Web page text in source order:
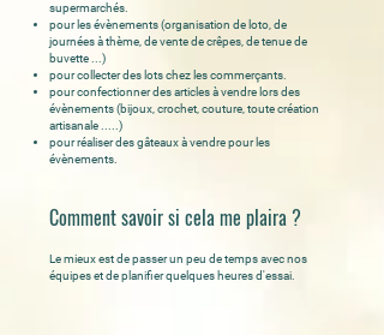
supermarchés.
pour les évènements (organisation de loto, de
journées à thème, de vente de crêpes, de tenue de
buvette ...)
pour collecter des lots chez les commerçants​.
pour confectionner des articles à vendre lors des
évènements (bijoux, crochet, couture, toute création
artisanale .....)
pour réaliser des gâteaux à vendre pour les
évènements.
Comment savoir si cela me plaira ?
Le mieux est de passer un peu de temps avec nos
équipes et de planifier quelques heures d'essai.